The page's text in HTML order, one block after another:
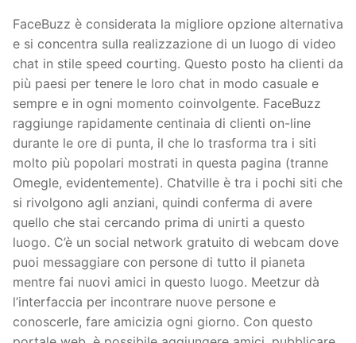
FaceBuzz è considerata la migliore opzione alternativa
e si concentra sulla realizzazione di un luogo di video
chat in stile speed courting. Questo posto ha clienti da
più paesi per tenere le loro chat in modo casuale e
sempre e in ogni momento coinvolgente. FaceBuzz
raggiunge rapidamente centinaia di clienti on-line
durante le ore di punta, il che lo trasforma tra i siti
molto più popolari mostrati in questa pagina (tranne
Omegle, evidentemente). Chatville è tra i pochi siti che
si rivolgono agli anziani, quindi conferma di avere
quello che stai cercando prima di unirti a questo
luogo. C’è un social network gratuito di webcam dove
puoi messaggiare con persone di tutto il pianeta
mentre fai nuovi amici in questo luogo. Meetzur dà
l’interfaccia per incontrare nuove persone e
conoscerle, fare amicizia ogni giorno. Con questo